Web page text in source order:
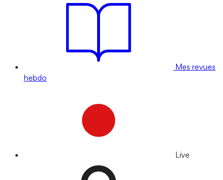
Mes revues
hebdo
Live